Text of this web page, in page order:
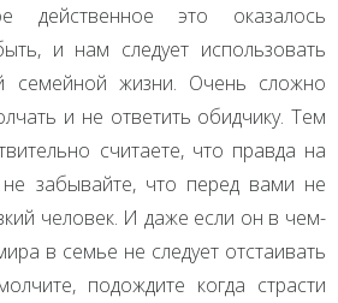
действенное это оказалось
и нам следует использовать
семейной жизни. Очень сложно
и не ответить обидчику. Тем
считаете, что правда на
забывайте, что перед вами не
человек. И даже если он в чем-
в семье не следует отстаивать
подождите когда страсти